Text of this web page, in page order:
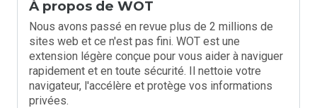
À propos de WOT
Nous avons passé en revue plus de 2 millions de
sites web et ce n'est pas fini. WOT est une
extension légère conçue pour vous aider à naviguer
rapidement et en toute sécurité. Il nettoie votre
navigateur, l'accélère et protège vos informations
privées.